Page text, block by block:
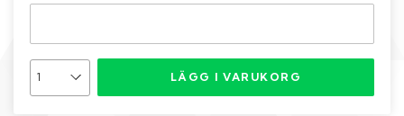
LÄGG I VARUKORG